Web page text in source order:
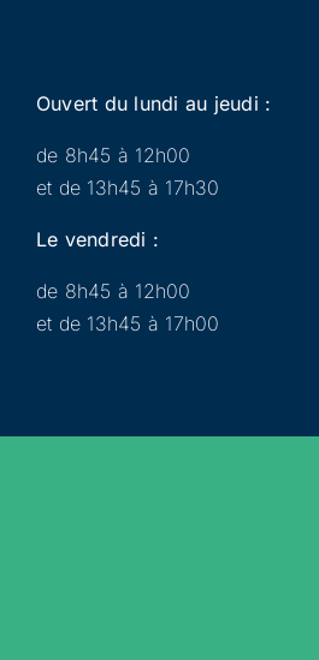
Ouvert du lundi au jeudi :
de 8h45 à 12h00
et de 13h45 à 17h30
Le vendredi :
de 8h45 à 12h00
et de 13h45 à 17h00